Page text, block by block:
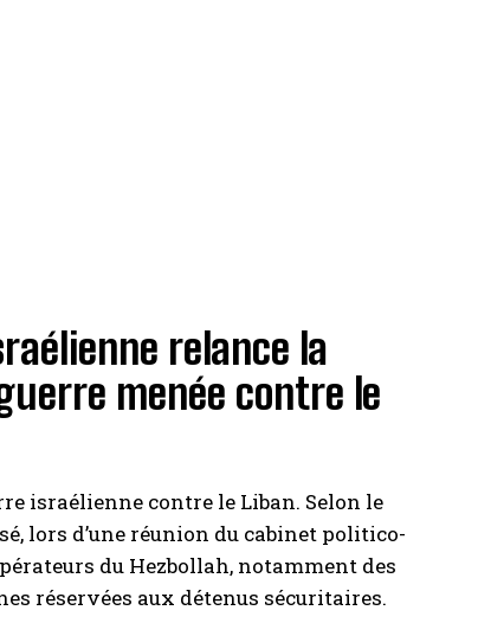
relance la
menée contre le
israélienne contre le Liban. Selon le
lors d’une réunion du cabinet politico-
du Hezbollah, notamment des
réservées aux détenus sécuritaires.